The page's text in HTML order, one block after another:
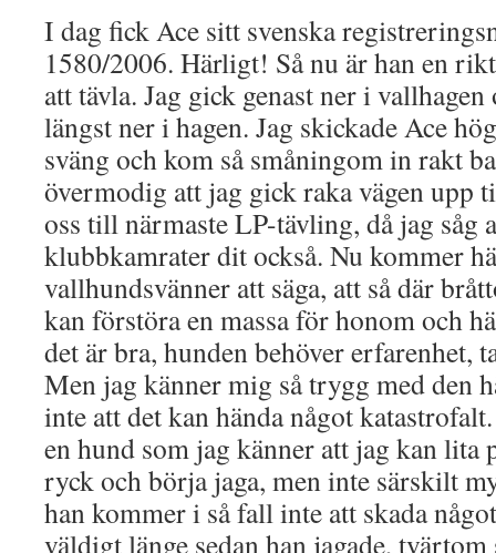
I dag fick Ace sitt svenska
1580/2006. Härligt! Så nu är han en
att tävla. Jag gick genast ner i
längst ner i hagen. Jag skickade Ace
sväng och kom så småningom in rakt
övermodig att jag gick raka vägen upp
oss till närmaste LP-tävling, då jag såg
klubbkamrater dit också. Nu kommer
vallhundsvänner att säga, att så där
kan förstöra en massa för honom och
det är bra, hunden behöver erfarenhet,
Men jag känner mig så trygg med den
inte att det kan hända något
en hund som jag känner att jag kan lita
ryck och börja jaga, men inte särskilt
han kommer i så fall inte att skada
väldigt länge sedan han jagade, tvärtom